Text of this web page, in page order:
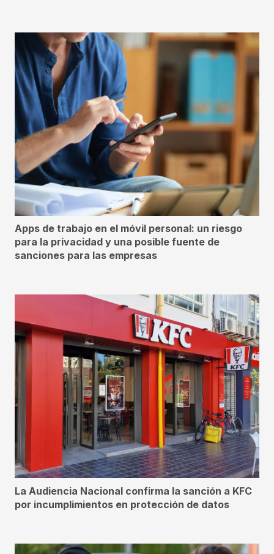
Apps de trabajo en el móvil personal: un riesgo
para la privacidad y una posible fuente de
sanciones para las empresas
La Audiencia Nacional confirma la sanción a KFC
por incumplimientos en protección de datos